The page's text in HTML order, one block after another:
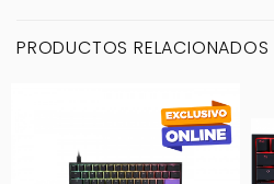
PRODUCTOS RELACIONADOS